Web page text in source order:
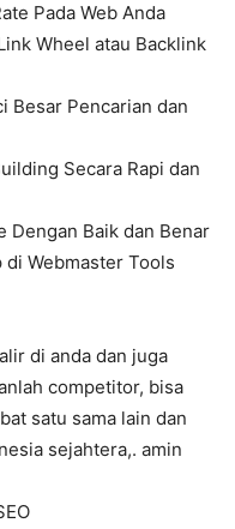
Pada Web Anda
Wheel atau Backlink
Besar Pencarian dan
Secara Rapi dan
Dengan Baik dan Benar
di Webmaster Tools
di anda dan juga
competitor, bisa
satu sama lain dan
sejahtera,. amin